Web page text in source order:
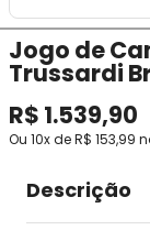
Jogo de
Trussardi
R$ 1.539,90
Ou 10x deR$ 153,99
Descrição